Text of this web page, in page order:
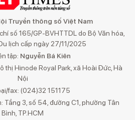
Truyền thông số Việt Nam
số 165/GP-BVHTTDL do Bộ Văn hóa,
lịch cấp ngày 27/11/2025
tập: Nguyễn Bá Kiên
thị Hinode Royal Park, xã Hoài Đức, Hà
Nội
fax: (024)32 151175
Tầng 3, số 54, đường C1, phường Tân
Bình, TP.HCM